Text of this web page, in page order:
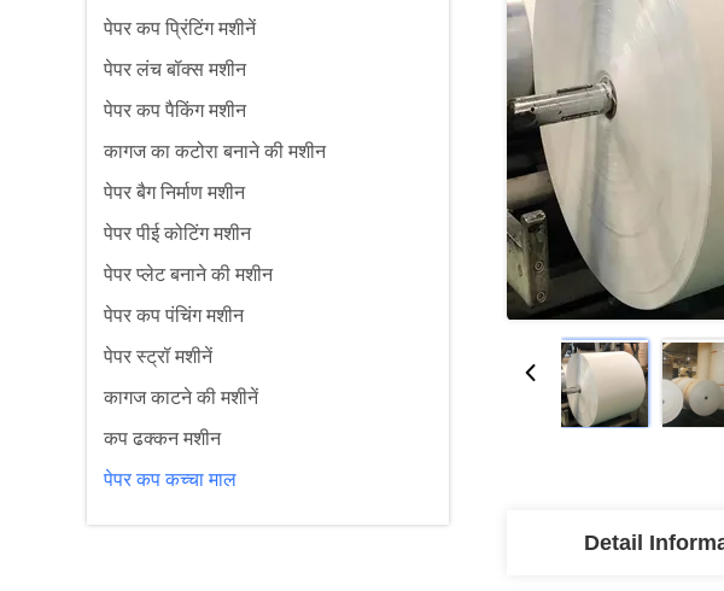
पेपर कप प्रिंटिंग मशीनें
पेपर लंच बॉक्स मशीन
पेपर कप पैकिंग मशीन
कागज का कटोरा बनाने की मशीन
पेपर बैग निर्माण मशीन
पेपर पीई कोटिंग मशीन
पेपर प्लेट बनाने की मशीन
पेपर कप पंचिंग मशीन
पेपर स्ट्रॉ मशीनें
कागज काटने की मशीनें
कप ढक्कन मशीन
पेपर कप कच्चा माल
Detail